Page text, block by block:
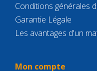
Conditions générales
Garantie Légale
Les avantages d'un
Mon compte